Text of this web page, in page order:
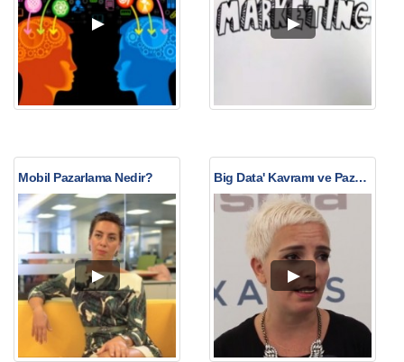
Mobil Pazarlama Nedir? Big Data' Kavramı ve Pazarlama